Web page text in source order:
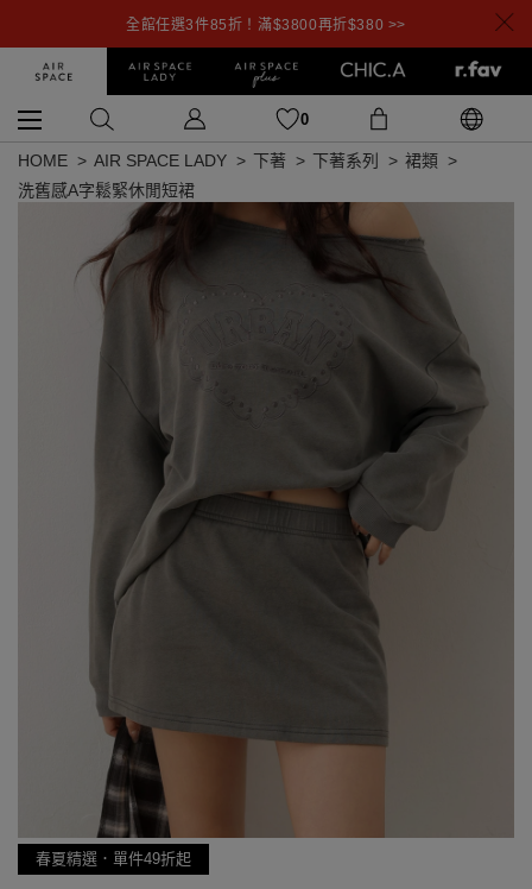
全館任選3件85折！滿$3800再折$380 >>
0
HOME AIR SPACE LADY 下著 下著系列
裙類
洗舊感A字鬆緊休閒短裙
春夏精選．單件49折起